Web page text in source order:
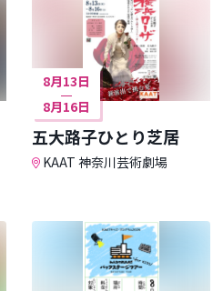
8月13日
8月16日
五大路子ひとり芝居
KAAT 神奈川芸術劇場